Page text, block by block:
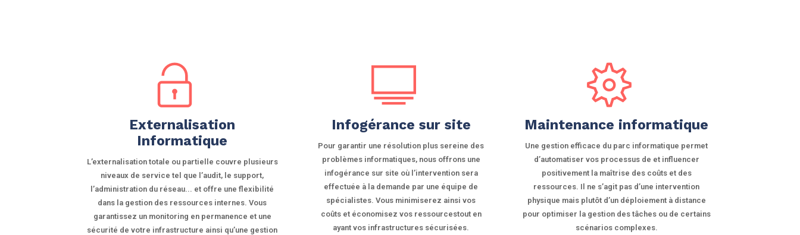
Externalisation
Informatique
L’externalisation totale ou partielle couvre plusieurs
niveaux de service tel que l’audit, le support,
l’administration du réseau... et offre une flexibilité
dans la gestion des ressources internes. Vous
garantissez un monitoring en permanence et une
sécurité de votre infrastructure ainsi qu’une gestion
Infogérance sur site
Pour garantir une résolution plus sereine des
problèmes informatiques, nous offrons une
infogérance sur site où l’intervention sera
effectuée à la demande par une équipe de
spécialistes. Vous minimiserez ainsi vos
coûts et économisez vos ressourcestout en
ayant vos infrastructures sécurisées.
Maintenance informatique
Une gestion efficace du parc informatique permet
d’automatiser vos processus de et influencer
positivement la maîtrise des coûts et des
ressources. Il ne s’agit pas d’une intervention
physique mais plutôt d’un déploiement à distance
pour optimiser la gestion des tâches ou de certains
scénarios complexes.